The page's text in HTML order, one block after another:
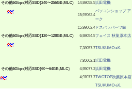
その他6Gbps対応SSD(240〜256GB,MLC) 14,98058.5浜田電機
15,97062.4
パソコンショップ ア
ーク
15,98062.4ドスパラパーツ館
その他6Gbps対応SSD(120〜128GB,MLC) 6,98054.5フェイス 秋葉原本店
7,38057.7TSUKUMO eX.
7,95062.1浜田電機
その他6Gbps対応SSD(60〜64GB,MLC) 4,95077.3浜田電機
4,97077.7TWOTOP秋葉原本店
TSUKUMO eX.